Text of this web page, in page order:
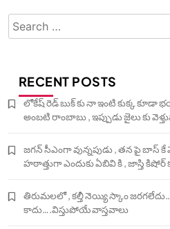
Search
for:
RECENT POSTS
లోకేష్ రెడ్ బుక్ కు నా ఇంటి కుక్క కూడా
అంబటి రాంబాబు , ఇప్పుడు జైలు కు
జగన్ సీఎంగా వున్నపుడు , తన పై బాస్
హఠాత్తుగా ఎందుకు ఏబివి కి , జాస్తి కిషోర్
తిరుమలలో , కల్తీ నెయ్యి స్కాం
కాదు….విస్తుపోయే వాస్తవాలు